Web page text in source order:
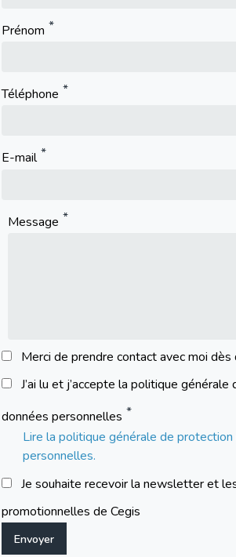
Prénom
Téléphone
E-mail
Message
Merci de prendre contact avec moi
J’ai lu et j’accepte la politique
données personnelles
Lire la politique générale de
personnelles.
Je souhaite recevoir la newsletter et
promotionnelles de Cegis